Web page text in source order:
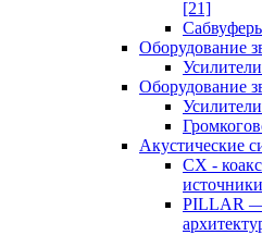
[21]
Оборудование
Оборудование
Акустические
CX -
источники
PILLAR —